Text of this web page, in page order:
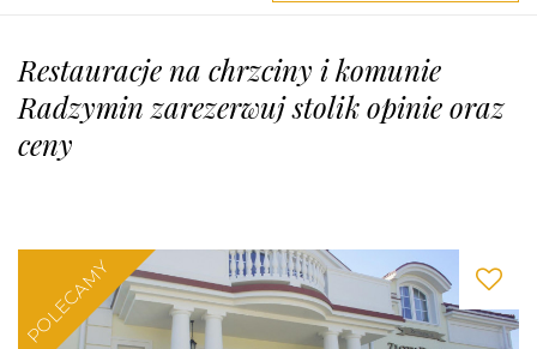
Restauracje na chrzciny i komunie
Radzymin zarezerwuj stolik opinie oraz
ceny
POLECAMY